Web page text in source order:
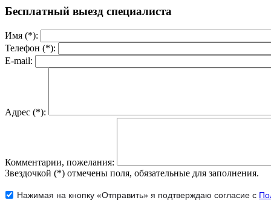
Бесплатный выезд специалиста
Имя (*):
Телефон (*):
E-mail:
Адрес (*):
Комментарии, пожелания:
Звездочкой (*) отмечены поля, обязательные для заполнения.
Нажимая на кнопку «Отправить» я подтверждаю согласие с